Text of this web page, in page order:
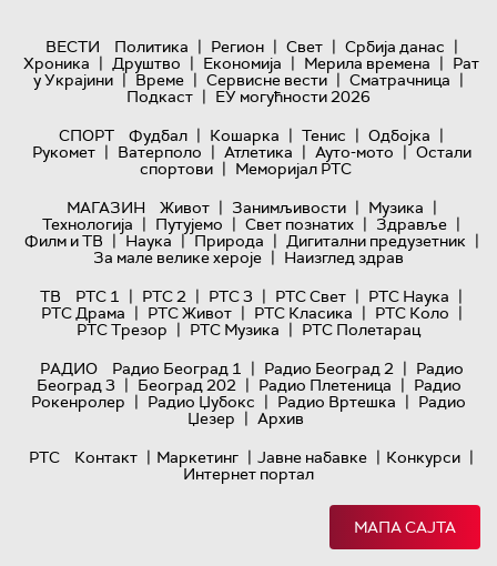
ВЕСТИ Политика | Регион | Свет | Србија данас |
Хроника | Друштво | Економија | Мерила времена | Рат
у Украјини | Време | Сервисне вести | Сматрачница |
Подкаст | ЕУ могућности 2026
СПОРТ
Фудбал | Кошарка | Тенис | Одбојка |
Рукомет | Ватерполо | Атлетика | Ауто-мото | Остали
спортови | Меморијал РТС
МАГАЗИН
Живот | Занимљивости | Музика |
Технологијa | Путујемо | Свет познатих | Здравље |
Филм и ТВ | Наука | Природа | Дигитални предузетник |
За мале велике хероје | Наизглед здрав
ТВ
РТС 1 | РТС 2 | РТС 3 | РТС Свет | РТС Наука |
РТС Драма | РТС Живот | РТС Класика | РТС Коло |
РТС Трезор | РТС Музика | РТС Полетарац
РАДИО
Радио Београд 1 | Радио Београд 2 | Радио
Београд 3 | Београд 202 | Радио Плетеница | Радио
Рокенролер | Радио Џубокс | Радио Вртешка | Радио
Џезер | Архив
РТС
Контакт | Маркетинг | Јавне набавке | Конкурси |
Интернет портал
МАПА САЈТА